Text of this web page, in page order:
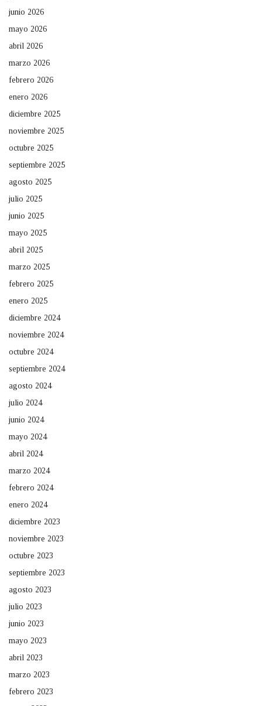
junio 2026
mayo 2026
abril 2026
marzo 2026
febrero 2026
enero 2026
diciembre 2025
noviembre 2025
octubre 2025
septiembre 2025
agosto 2025
julio 2025
junio 2025
mayo 2025
abril 2025
marzo 2025
febrero 2025
enero 2025
diciembre 2024
noviembre 2024
octubre 2024
septiembre 2024
agosto 2024
julio 2024
junio 2024
mayo 2024
abril 2024
marzo 2024
febrero 2024
enero 2024
diciembre 2023
noviembre 2023
octubre 2023
septiembre 2023
agosto 2023
julio 2023
junio 2023
mayo 2023
abril 2023
marzo 2023
febrero 2023